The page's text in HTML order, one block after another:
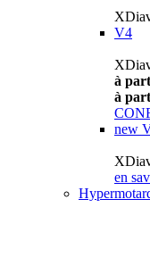
V4
à
à
new
en